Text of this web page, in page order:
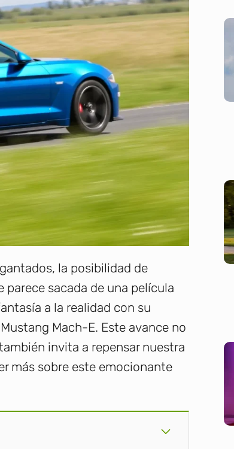
la posibilidad de
sacada de una película
a la realidad con su
Mach-E. Este avance no
invita a repensar nuestra
más sobre este emocionante